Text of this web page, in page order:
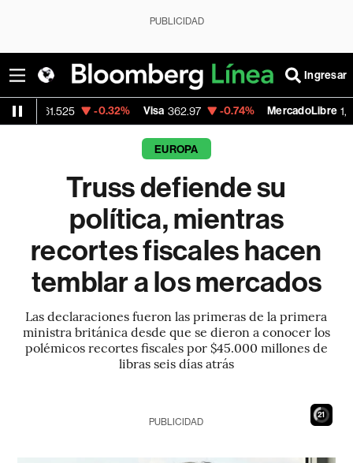
PUBLICIDAD
Ingresar
-0.32% Visa 362.97 -0.74% MercadoLibre 1,882.19 -
EUROPA
Truss defiende su
política, mientras
recortes fiscales hacen
temblar a los mercados
Las declaraciones fueron las primeras de la primera
ministra británica desde que se dieron a conocer los
polémicos recortes fiscales por $45.000 millones de
libras seis días atrás
19
PUBLICIDAD